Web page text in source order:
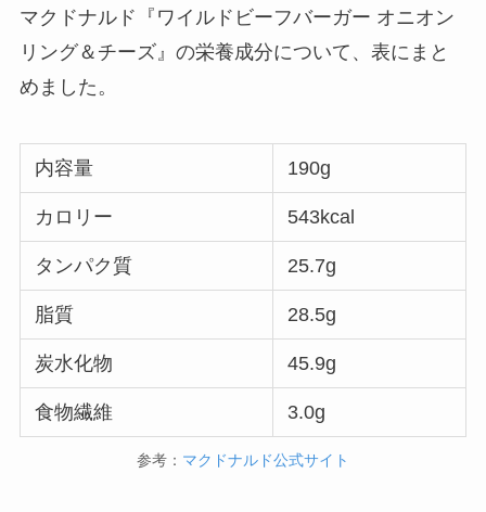
マクドナルド『ワイルドビーフバーガー オニオン
リング＆チーズ』の栄養成分について、表にまと
めました。
内容量 190g
カロリー 543kcal
タンパク質 25.7g
脂質 28.5g
炭水化物 45.9g
食物繊維 3.0g
参考： マクドナルド公式サイト